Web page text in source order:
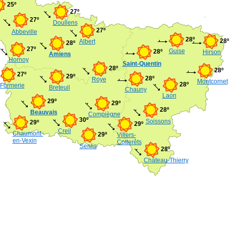
Amiens
28º
Saint-Quentin
28º
Beauvais
29º
Compiègne
29º
Creil
30º Soissons
28º
Laon
28º
Abbeville
27º
Senlis
29º
Château-Thierry
28º
Chauny
28º
Hirson
28º
Albert
27º
Villers-
Cotterêts
29º
Roye
28º
Doullens
27º
Guise
28º
Breteuil
29º
Chaumont-
en-Vexin
29º
25º
Formerie
27º
Montcornet
28º
Hornoy
27º